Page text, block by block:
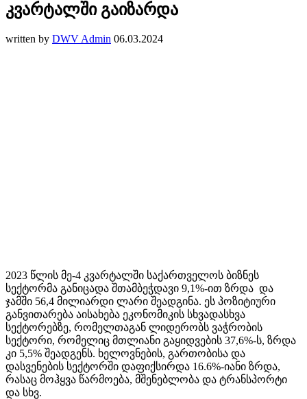
კვარტალში გაიზარდა
written by DWV Admin 06.03.2024
2023 წლის მე-4 კვარტალში საქართველოს ბიზნეს
სექტორმა განიცადა შთამბეჭდავი 9,1%-ით ზრდა და
ჯამში 56,4 მილიარდი ლარი შეადგინა. ეს პოზიტიური
განვითარება აისახება ეკონომიკის სხვადასხვა
სექტორებზე, რომელთაგან ლიდერობს ვაჭრობის
სექტორი, რომელიც მთლიანი გაყიდვების 37,6%-ს, ზრდა
კი 5,5% შეადგენს. ხელოვნების, გართობისა და
დასვენების სექტორში დაფიქსირდა 16.6%-იანი ზრდა,
რასაც მოჰყვა წარმოება, მშენებლობა და ტრანსპორტი
და სხვ.